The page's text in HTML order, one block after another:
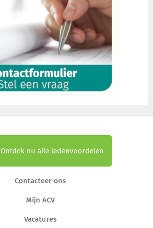
Ontdek nu alle ledenvoordelen
Contacteer ons
Mijn ACV
Vacatures